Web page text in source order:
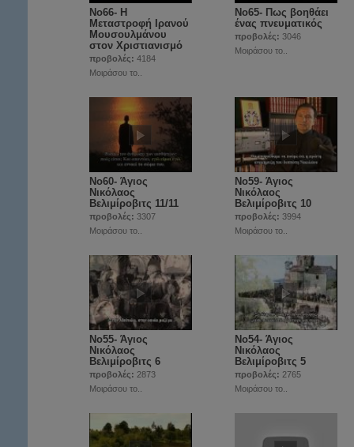
Νο66- Η
Μεταστροφή Ιρανού
Μουσουλμάνου
στον Χριστιανισμό
προβολές: 4184
Μοιράσου το..
Νο65- Πως βοηθάει
ένας πνευματικός
προβολές: 3046
Μοιράσου το..
Νο60- Άγιος
Νικόλαος
Βελιμίροβιτς 11/11
προβολές: 3307
Μοιράσου το..
Νο59- Άγιος
Νικόλαος
Βελιμίροβιτς 10
προβολές: 3994
Μοιράσου το..
Νο55- Άγιος
Νικόλαος
Βελιμίροβιτς 6
προβολές: 2873
Μοιράσου το..
Νο54- Άγιος
Νικόλαος
Βελιμίροβιτς 5
προβολές: 2765
Μοιράσου το..